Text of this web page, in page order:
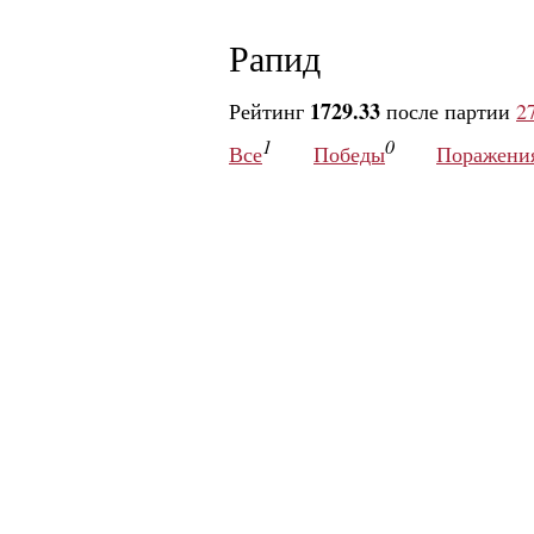
Рапид
Рейтинг 1729.33 после партии
Все1 Победы0